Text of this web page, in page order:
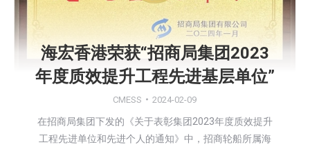
海宏香港荣获“招商局集团2023
年度质效提升工程先进基层单位”
CMESS 2024-02-09
在招商局集团下发的《关于表彰集团2023年度质效提升
工程先进单位和先进个人的通知》中，招商轮船所属海